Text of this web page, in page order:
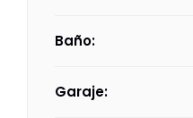
Baño:
Garaje: